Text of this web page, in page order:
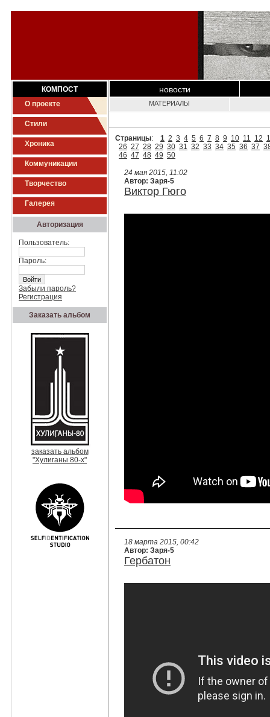
КОМПОСТ
О проекте
Стили
Хроника
Коммуникации
Творчество
Галерея
Авторизация
Пользователь:
Пароль:
Забыли пароль?
Регистрация
Заказать альбом
заказать альбом
"Хулиганы 80-х"
новости
МАТЕРИАЛЫ
Страницы: 1 2 3 4 5 6 7 8 9 10 11 12
26 27 28 29 30 31 32 33 34 35 36 37
46 47 48 49 50
24 мая 2015, 11:02
Автор: Заря-5
Виктор Гюго
18 марта 2015, 00:42
Автор: Заря-5
Гербатон